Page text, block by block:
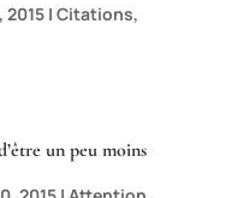
2015| Citations,
un peu moins